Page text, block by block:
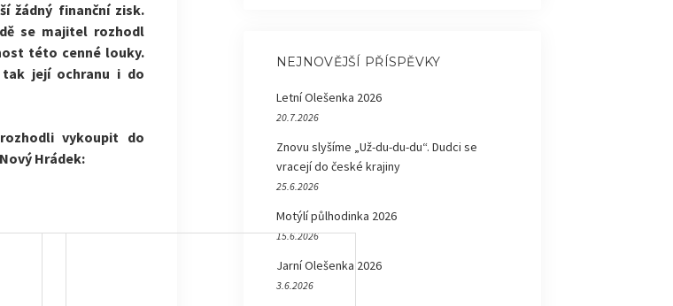
žádný finanční zisk.
se majitel rozhodl
této cenné louky.
její ochranu i do
vykoupit do
Hrádek:
NEJNOVĚJŠÍ PŘÍSPĚVKY
Letní Olešenka 2026
20.7.2026
Znovu slyšíme „Už-du-du-du“. Dudci se
vracejí do české krajiny
25.6.2026
Motýlí půlhodinka 2026
15.6.2026
Jarní Olešenka 2026
3.6.2026